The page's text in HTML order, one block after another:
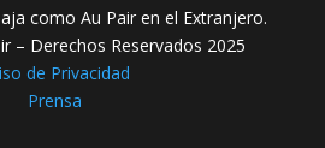
como Au Pair en el Extranjero.
– Derechos Reservados 2025
de Privacidad
Prensa